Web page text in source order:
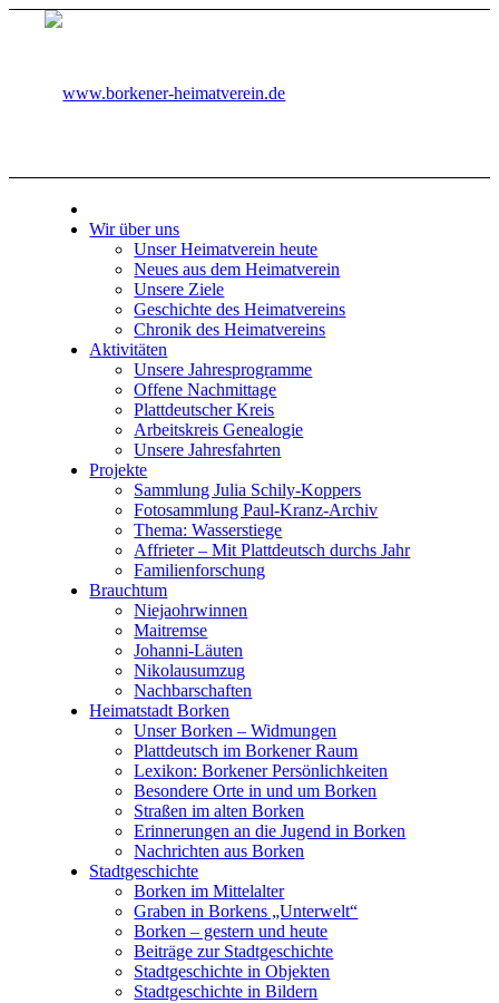
Wir über uns
Unser Heimatverein heute
Neues aus dem Heimatverein
Unsere Ziele
Geschichte des Heimatvereins
Chronik des Heimatvereins
Aktivitäten
Unsere Jahresprogramme
Offene Nachmittage
Plattdeutscher Kreis
Arbeitskreis Genealogie
Unsere Jahresfahrten
Projekte
Sammlung Julia Schily-Koppers
Fotosammlung Paul-Kranz-Archiv
Thema: Wasserstiege
Affrieter – Mit Plattdeutsch durchs Jahr
Familienforschung
Brauchtum
Niejaohrwinnen
Maitremse
Johanni-Läuten
Nikolausumzug
Nachbarschaften
Heimatstadt Borken
Unser Borken – Widmungen
Plattdeutsch im Borkener Raum
Lexikon: Borkener Persönlichkeiten
Besondere Orte in und um Borken
Straßen im alten Borken
Erinnerungen an die Jugend in Borken
Nachrichten aus Borken
Stadtgeschichte
Borken im Mittelalter
Graben in Borkens „Unterwelt“
Borken – gestern und heute
Beiträge zur Stadtgeschichte
Stadtgeschichte in Objekten
Stadtgeschichte in Bildern